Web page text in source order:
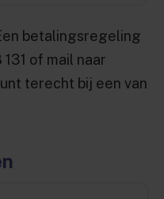
betalingsregeling
of mail naar
terecht bij een van